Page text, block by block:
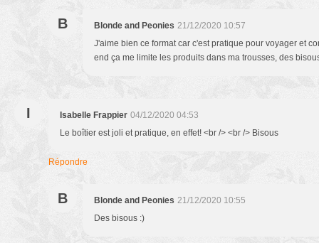
B Blonde and Peonies 21/12/2020 10:57
J'aime bien ce format car c'est pratique pour voyager et
end ça me limite les produits dans ma trousses, des
I Isabelle Frappier 04/12/2020 04:53
Le boîtier est joli et pratique, en effet! <br /> <br /> Bisous
Répondre
B Blonde and Peonies 21/12/2020 10:55
Des bisous :)